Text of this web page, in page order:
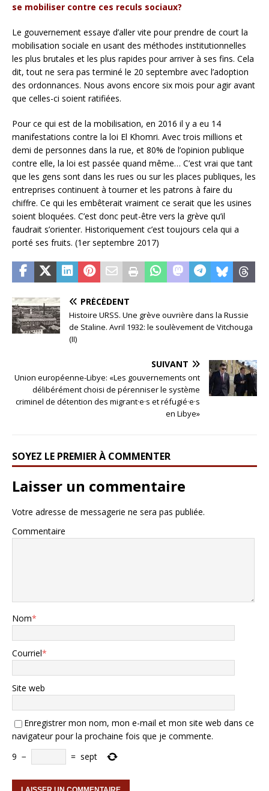
se mobiliser contre ces reculs sociaux?
Le gouvernement essaye d’aller vite pour prendre de court la
mobilisation sociale en usant des méthodes institutionnelles
les plus brutales et les plus rapides pour arriver à ses fins. Cela
dit, tout ne sera pas terminé le 20 septembre avec l’adoption
des ordonnances. Nous avons encore six mois pour agir avant
que celles-ci soient ratifiées.
Pour ce qui est de la mobilisation, en 2016 il y a eu 14
manifestations contre la loi El Khomri. Avec trois millions et
demi de personnes dans la rue, et 80% de l’opinion publique
contre elle, la loi est passée quand même… C’est vrai que tant
que les gens sont dans les rues ou sur les places publiques, les
entreprises continuent à tourner et les patrons à faire du
chiffre. Ce qui les embêterait vraiment ce serait que les usines
soient bloquées. C’est donc peut-être vers la grève qu’il
faudrait s’orienter. Historiquement c’est toujours cela qui a
porté ses fruits. (1er septembre 2017)
PRÉCÉDENT
Histoire URSS. Une grève ouvrière dans la Russie
de Staline. Avril 1932: le soulèvement de Vitchouga
(II)
SUIVANT
Union européenne-Libye: «Les gouvernements ont
délibérément choisi de pérenniser le système
criminel de détention des migrant·e·s et réfugié·e·s
en Libye»
SOYEZ LE PREMIER À COMMENTER
Laisser un commentaire
Votre adresse de messagerie ne sera pas publiée.
Commentaire
Nom*
Courriel*
Site web
Enregistrer mon nom, mon e-mail et mon site web dans ce
navigateur pour la prochaine fois que je commente.
9 − = sept